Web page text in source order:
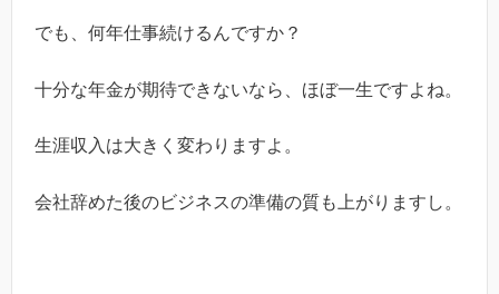
でも、何年仕事続けるんですか？
十分な年金が期待できないなら、ほぼ一生ですよね。
生涯収入は大きく変わりますよ。
会社辞めた後のビジネスの準備の質も上がりますし。